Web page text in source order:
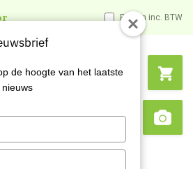
Prijzen inc. BTW
Search
de hoogte van het laatste
nieuws